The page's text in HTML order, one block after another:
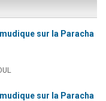
sur la Paracha
sur la Paracha